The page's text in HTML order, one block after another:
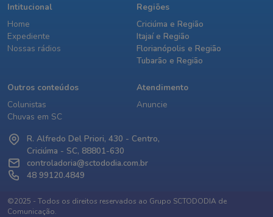
Intitucional
Home
Expediente
Nossas rádios
Regiões
Criciúma e Região
Itajaí e Região
Florianópolis e Região
Tubarão e Região
Outros conteúdos
Colunistas
Chuvas em SC
Atendimento
Anuncie
R. Alfredo Del Priori, 430 - Centro,
Criciúma - SC, 88801-630
controladoria@sctododia.com.br
48 99120.4849
©2025 - Todos os direitos reservados ao Grupo SCTODODIA de
Comunicação.